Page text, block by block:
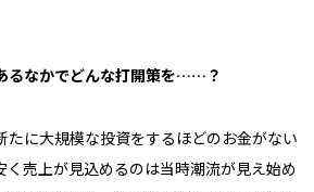
なかでどんな打開策を……？
たに大規模な投資をするほどのお金がない
く売上が見込めるのは当時潮流が見え始め